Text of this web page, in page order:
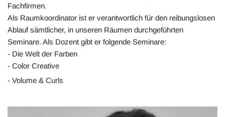
Fachfirmen.
Als Raumkoordinator ist er verantwortlich für den reibungslosen
Ablauf sämtlicher, in unseren Räumen durchgeführten
Seminare. Als Dozent gibt er folgende Seminare:
- Die Welt der Farben
- Color Creative
- Volume & Curls